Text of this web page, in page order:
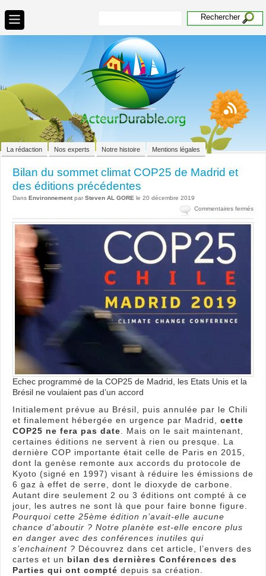
La rédaction Nos experts Notre histoire Mentions légales
Bilan du sommet climat COP25 de Madrid et
des éditions précédentes
Dans Environnement par Steven AL GORE le 20 décembre 2019
Commentaires ferméssur
Bilan
Echec programmé de la COP25 de Madrid, les Etats Unis et la
Brésil ne voulaient pas d’un accord
Initialement prévue au Brésil, puis annulée par le Chili
et finalement hébergée en urgence par Madrid, cette
COP25 ne fera pas date. Mais on le sait maintenant,
certaines éditions ne servent à rien ou presque. La
dernière COP importante était celle de Paris en 2015,
dont la genèse remonte aux accords du protocole de
Kyoto (signé en 1997) visant à réduire les émissions de
6 gaz à effet de serre, dont le dioxyde de carbone.
Autant dire seulement 2 ou 3 éditions ont compté à ce
jour, les autres ne sont là que pour faire bonne figure.
Pourquoi cette 25ème édition n’avait-elle aucune
chance d’aboutir ? Notre planète est-elle encore plus
en danger avec des conférences inutiles qui
s’enchainent ? Découvrez dans cet article, l’envers des
cartes et un bilan des dernières Conférences des
Parties qui ont compté depuis sa création.